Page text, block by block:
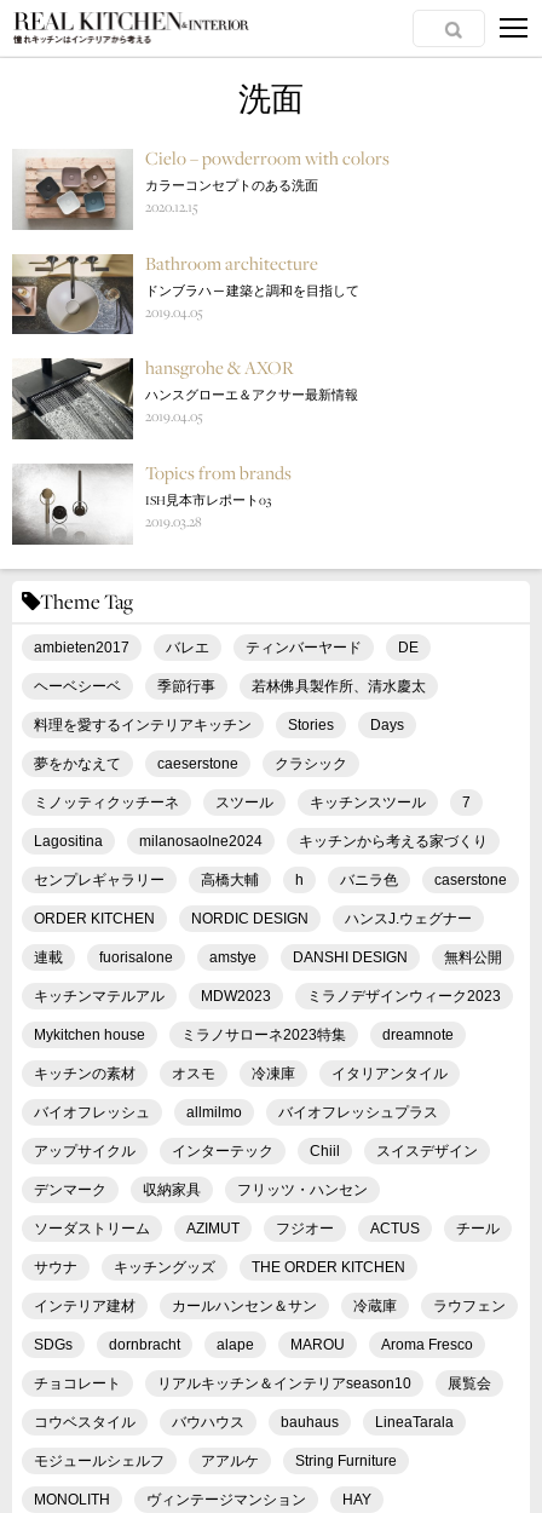
洗面
Cielo – powderroom with colors
カラーコンセプトのある洗面
2020.12.15
Bathroom architecture
ドンブラハ ─ 建築と調和を目指して
2019.04.05
hansgrohe & AXOR
ハンスグローエ＆アクサー最新情報
2019.04.05
Topics from brands
ISH見本市レポート03
2019.03.28
Theme Tag
ambieten2017 バレエ ティンバーヤード DE
ヘーベシーベ 季節行事 若林佛具製作所、清水慶太
料理を愛するインテリアキッチン Stories Days
夢をかなえて caeserstone クラシック
ミノッティクッチーネ スツール キッチンスツール 7
Lagositina milanosaolne2024 キッチンから考える家づくり
センプレギャラリー 高橋大輔 h バニラ色 caserstone
ORDER KITCHEN NORDIC DESIGN ハンスJ.ウェグナー
連載 fuorisalone amstye DANSHI DESIGN 無料公開
キッチンマテルアル MDW2023 ミラノデザインウィーク2023
Mykitchen house ミラノサローネ2023特集 dreamnote
キッチンの素材 オスモ 冷凍庫 イタリアンタイル
バイオフレッシュ allmilmo バイオフレッシュプラス
アップサイクル インターテック Chiil スイスデザイン
デンマーク 収納家具 フリッツ・ハンセン
ソーダストリーム AZIMUT フジオー ACTUS チール
サウナ キッチングッズ THE ORDER KITCHEN
インテリア建材 カールハンセン＆サン 冷蔵庫 ラウフェン
SDGs dornbracht alape MAROU Aroma Fresco
チョコレート リアルキッチン＆インテリアseason10 展覧会
コウベスタイル バウハウス bauhaus LineaTarala
モジュールシェルフ アアルケ String Furniture
MONOLITH ヴィンテージマンション HAY